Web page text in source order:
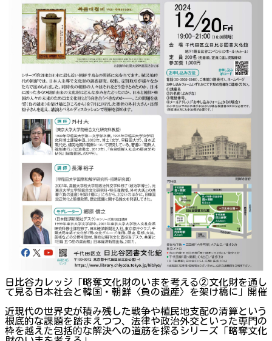
日比谷カレッジ「略奪文化財のいまを考える②文化財を通し
て見る日本社会と韓国・朝鮮〈負の遺産〉を架け橋に」開催
近現代の世界史が積み残した戦争や植民地支配の清算という
根底的な課題を踏まえつつ、法律や政治外交といった専門の
枠を越えた包括的な解決への道筋を探るシリーズ「略奪文化